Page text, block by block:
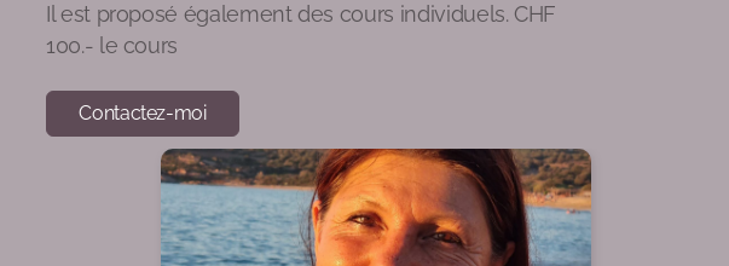
Il est proposé également des cours individuels. CHF
100.- le cours
Contactez-moi